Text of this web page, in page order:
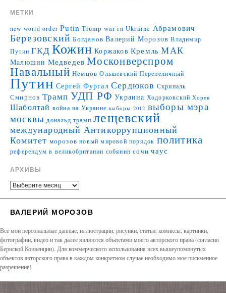
МЕТКИ
new world order Putin Trump war in Ukraine Абрамович
Березовский Богданов Валерий Морозов Владимир
Путин ГКД Кожин Коржаков Кремль МАК
Малюшин Медведев Москонверспром
Навальный Немцов Ольшевский Перепеличный
Путин Сергей Фургал Сердюков Скрипаль
Смирнов Трамп УДП РФ Украина Ходорковский Хорев
Шаболтай война на Украине выборы 2012 выборы мэра
москвы дональд трамп лещевский
международный Антикоррупционный
Комитет морозов новый мировой порядок политика
референдум в великобритании собянин сочи чаус
АРХИВЫ
ВАЛЕРИЙ МОРОЗОВ
Все мои персональные данные, иллюстрации, рисунки, статьи, комиксы, картинки,
фотографии, видео и так далее являются объектами моего авторского права (согласно
Бернской Конвенции). Для коммерческого использования всех вышеупомянутых
объектов авторского права в каждом конкретном случае необходимо мое письменное
разрешение!